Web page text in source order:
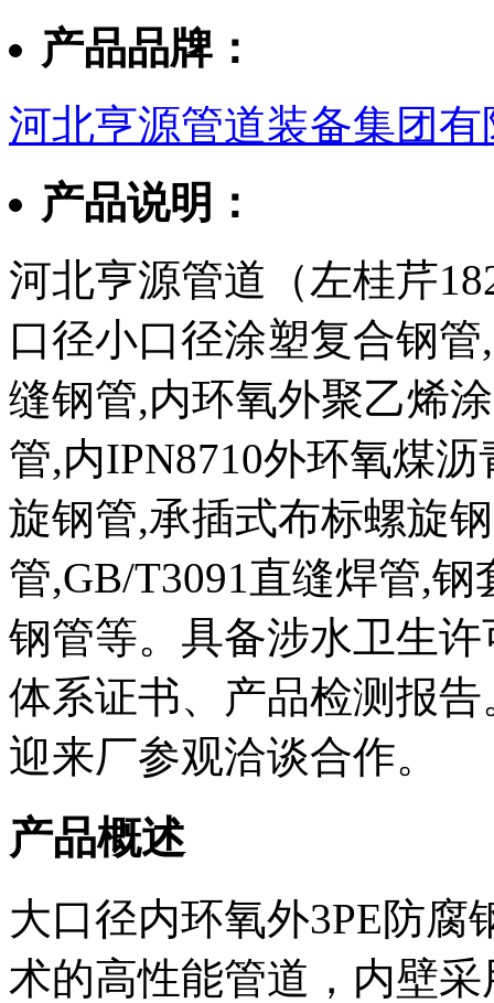
产品品牌：
河北亨源管道装备集团有
产品说明：
河北亨源管道（左桂芹
口径小口径涂塑复合钢
缝钢管,内环氧外聚乙烯
管,内IPN8710外环氧煤
旋钢管,承插式布标螺旋
管,GB/T3091直缝焊管,
钢管等。具备涉水卫生
体系证书、产品检测报
迎来厂参观洽谈合作。
产品概述
大口径内环氧外3PE防
术的高性能管道，内壁